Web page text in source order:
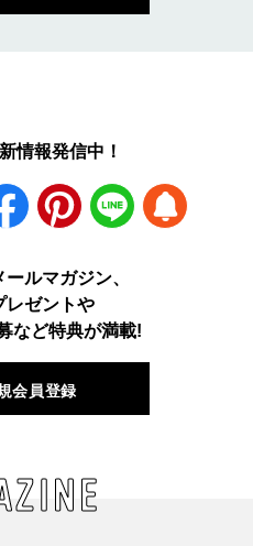
情報発信中！
Pinterest LINE
ルマガジン、
レゼントや
など特典が満載!
会員登録